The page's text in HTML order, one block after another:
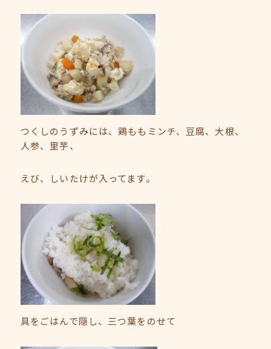
つくしのうずみには、鶏ももミンチ、豆腐、大根、
人参、里芋、
えび、しいたけが入ってます。
具をごはんで隠し、三つ葉をのせて